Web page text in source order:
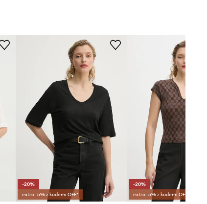
-20%
extra -5% z kodem: OFF*
-20%
extra -5% z kodem: OFF*